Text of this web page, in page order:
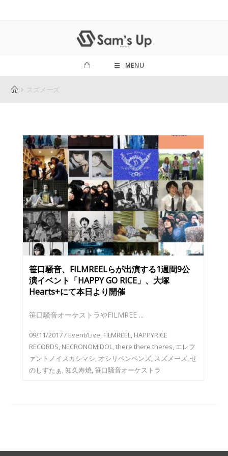
MENU
スズメーズ
笹口騒音、FILMREELらが出演する1週間9公
演イベント「HAPPY GO RICE」、大塚
Hearts+にて本日より開催
笹口騒音オーケストラやFILMREE ...
09/11/2017/ Event/Live, FILMREEL, HAPPYRICE
RECORDS, NECRONOMIDOL,there there theres, エレフ
ァントノイズカシマシ, オシリペンペンズ, スズメーズ,せ
のしすたぁ,知久寿焼,笹口騒音オーケストラ